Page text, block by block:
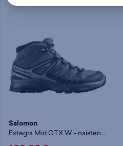
Salomon
Extegra Mid GTX W - naisten korkeavartinen vaelluskenkä